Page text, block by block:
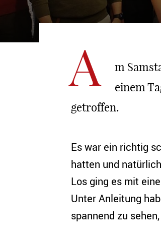
A
m
einem
getroffen.
Es war ein richtig
hatten und
Los ging es mit
Unter Anleitung
spannend zu